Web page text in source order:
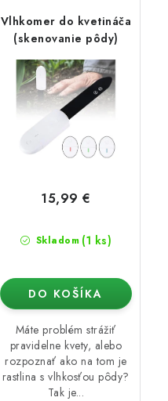
Vlhkomer do kvetináča
(skenovanie pôdy)
Skladom (1 ks)
15,99 €
DO KOŠÍKA
Máte problém strážiť
pravidelne kvety, alebo
rozpoznať ako na tom je
rastlina s vlhkosťou pôdy?
Tak je...